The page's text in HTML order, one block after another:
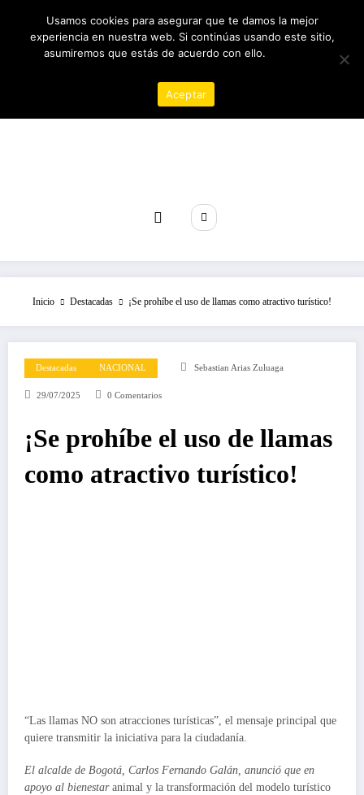
contenido
05/08/2026 12:57:22 AM
Inicio Destacadas ¡Se prohíbe el uso de llamas como atractivo turístico!
Destacadas NACIONAL Sebastian Arias Zuluaga
29/07/2025 0 Comentarios
¡Se prohíbe el uso de llamas
como atractivo turístico!
“Las llamas NO son atracciones turísticas”, el mensaje principal que
quiere transmitir la iniciativa para la ciudadanía.
El alcalde de Bogotá, Carlos Fernando Galán, anunció que en
apoyo al bienestar animal y la transformación del modelo turístico
Usamos cookies para asegurar que te damos la mejor
experiencia en nuestra web. Si continúas usando este sitio,
asumiremos que estás de acuerdo con ello.
Aceptar